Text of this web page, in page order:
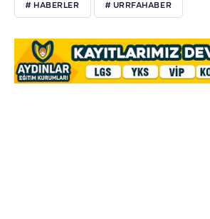
# HABERLER # URRFAHABER